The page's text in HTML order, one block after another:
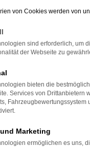
GmbH
04249 Leipzig
25
ruehlemann.de
einfach an, wir
18.00 Uhr
von Cookies werden von
sind erforderlich, um
der Webseite zu
bieten die
Services von Drittanbietern
Fahrzeugbewertungssystem
Marketing
ermöglichen es uns,